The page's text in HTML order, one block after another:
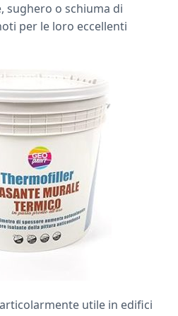
sughero o schiuma di
per le loro eccellenti
utile in edifici